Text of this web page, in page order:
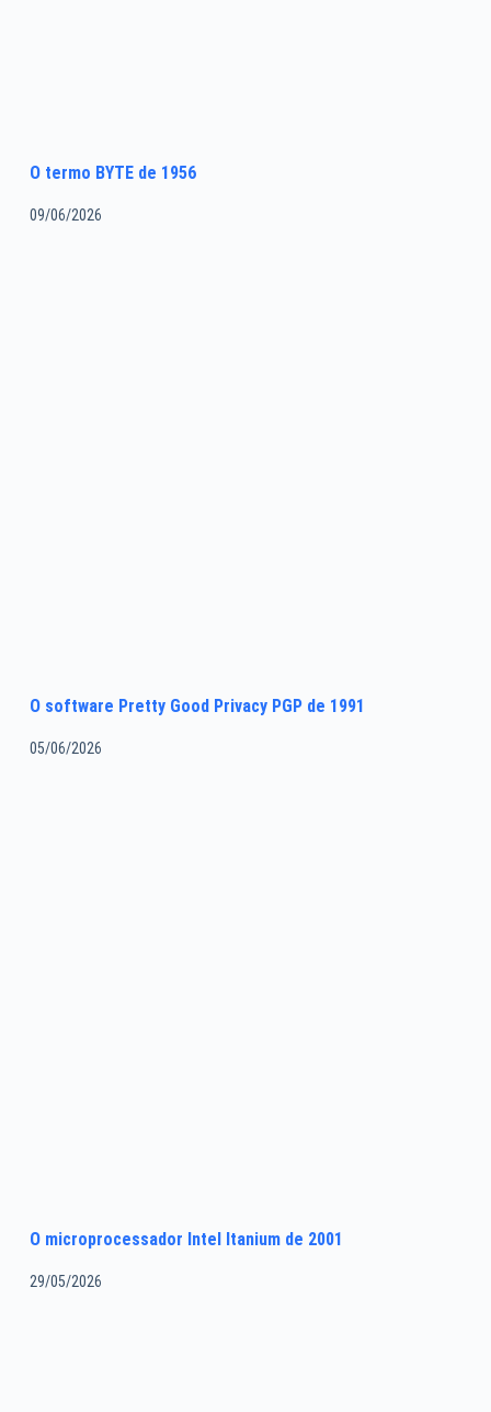
O termo BYTE de 1956
09/06/2026
O software Pretty Good Privacy PGP de 1991
05/06/2026
O microprocessador Intel Itanium de 2001
29/05/2026